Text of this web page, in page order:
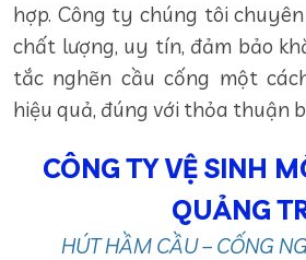
hợp. Công ty chúng tôi
chất lượng, uy tín, đảm bảo
tắc nghẽn cầu cống một
hiệu quả, đúng với thỏa thuận
CÔNG TY VỆ SINH
QUẢNG
HÚT HẦM CẦU – CỐNG